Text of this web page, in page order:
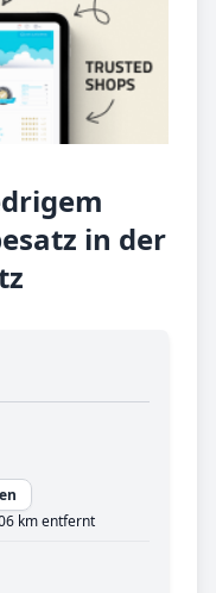
in der
km entfernt